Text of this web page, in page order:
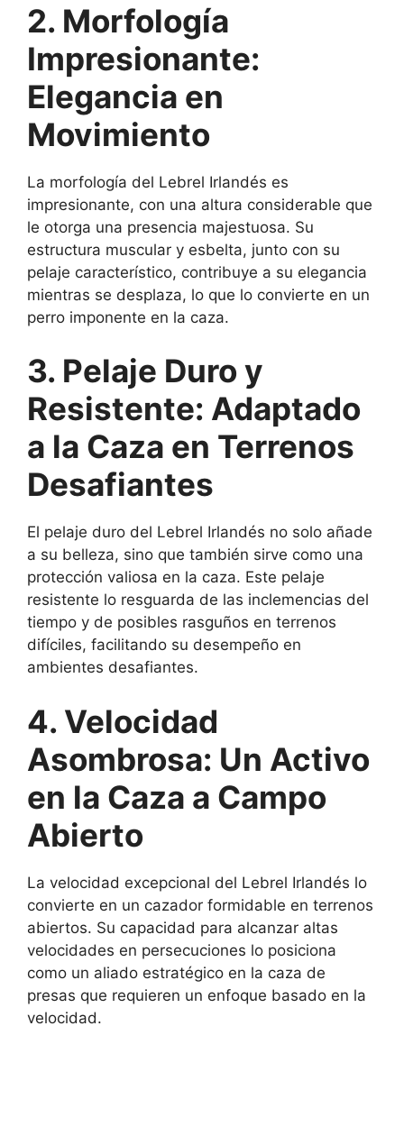
2. Morfología
Impresionante:
Elegancia en
Movimiento
La morfología del Lebrel Irlandés es
impresionante, con una altura considerable que
le otorga una presencia majestuosa. Su
estructura muscular y esbelta, junto con su
pelaje característico, contribuye a su elegancia
mientras se desplaza, lo que lo convierte en un
perro imponente en la caza.
3. Pelaje Duro y
Resistente: Adaptado
a la Caza en Terrenos
Desafiantes
El pelaje duro del Lebrel Irlandés no solo añade
a su belleza, sino que también sirve como una
protección valiosa en la caza. Este pelaje
resistente lo resguarda de las inclemencias del
tiempo y de posibles rasguños en terrenos
difíciles, facilitando su desempeño en
ambientes desafiantes.
4. Velocidad
Asombrosa: Un Activo
en la Caza a Campo
Abierto
La velocidad excepcional del Lebrel Irlandés lo
convierte en un cazador formidable en terrenos
abiertos. Su capacidad para alcanzar altas
velocidades en persecuciones lo posiciona
como un aliado estratégico en la caza de
presas que requieren un enfoque basado en la
velocidad.